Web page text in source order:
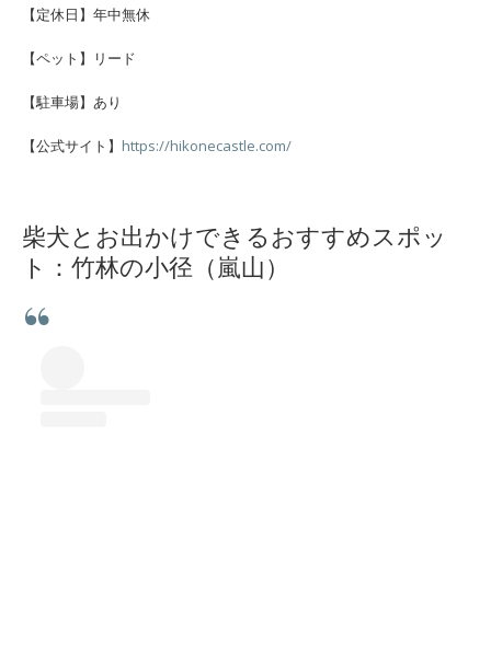
【定休日】年中無休
【ペット】リード
【駐車場】あり
【公式サイト】 https://hikonecastle.com/
柴犬とお出かけできるおすすめスポッ
ト：竹林の小径（嵐山）